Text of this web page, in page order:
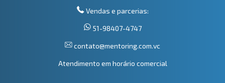
Vendas e parcerias:
51-98407-4747
contato@mentoring.com.vc
Atendimento em horário comercial